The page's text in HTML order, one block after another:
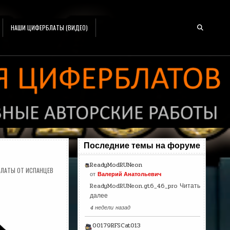
НАШИ ЦИФЕРБЛАТЫ (ВИДЕО)
ОТ ИСПАНЦЕВ
Последние темы на форуме
ReadyModRUNeon
от Валерий Анатольевич
ReadyModRUNeon.gt6_46_pro Читать
далее
4 недели назад
00179RFSCat013